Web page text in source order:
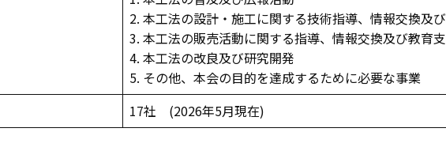
2. 本工法の設計・施工に関する技術指導、情報交換及
3. 本工法の販売活動に関する指導、情報交換及び教育
4. 本工法の改良及び研究開発
5. その他、本会の目的を達成するために必要な事業
17社 (2026年5月現在)